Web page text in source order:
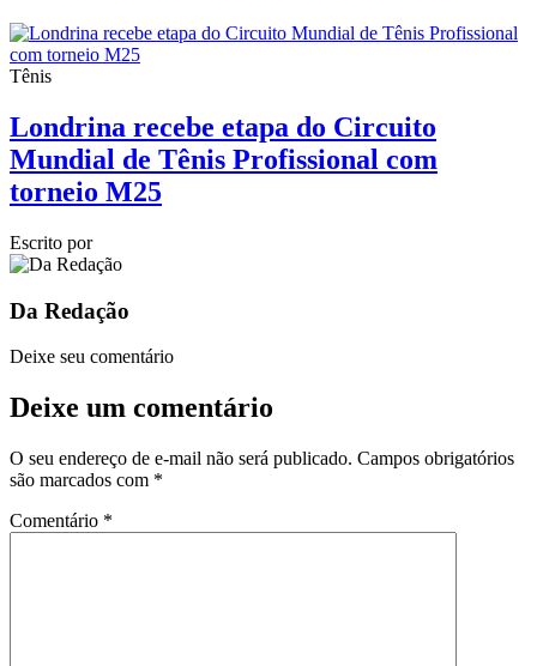
Tênis
Londrina recebe etapa do Circuito
Mundial de Tênis Profissional com
torneio M25
Escrito por
Da Redação
Deixe seu comentário
Deixe um comentário
O seu endereço de e-mail não será publicado. Campos obrigatórios
são marcados com *
Comentário *